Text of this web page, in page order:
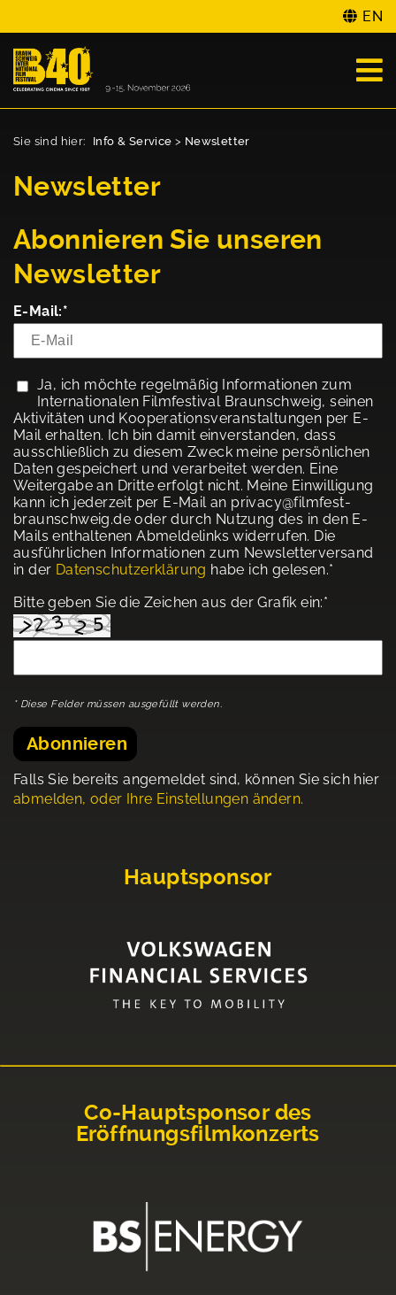
EN
Sie sind hier: Info & Service > Newsletter
Newsletter
Abonnieren Sie unseren
Newsletter
E-Mail:*
Ja, ich möchte regelmäßig Informationen zum
Internationalen Filmfestival Braunschweig, seinen
Aktivitäten und Kooperationsveranstaltungen per E-
Mail erhalten. Ich bin damit einverstanden, dass
ausschließlich zu diesem Zweck meine persönlichen
Daten gespeichert und verarbeitet werden. Eine
Weitergabe an Dritte erfolgt nicht. Meine Einwilligung
kann ich jederzeit per E-Mail an privacy@filmfest-
braunschweig.de oder durch Nutzung des in den E-
Mails enthaltenen Abmeldelinks widerrufen. Die
ausführlichen Informationen zum Newsletterversand
in der Datenschutzerklärung habe ich gelesen.*
Bitte geben Sie die Zeichen aus der Grafik ein:*
* Diese Felder müssen ausgefüllt werden.
Abonnieren
Falls Sie bereits angemeldet sind, können Sie sich hier
abmelden, oder Ihre Einstellungen ändern.
Hauptsponsor
Co-Hauptsponsor des
Eröffnungsfilmkonzerts